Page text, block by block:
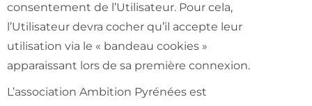
consentement de l’Utilisateur. Pour cela,
l’Utilisateur devra cocher qu’il accepte leur
utilisation via le « bandeau cookies »
apparaissant lors de sa première connexion.
L’association Ambition Pyrénées est